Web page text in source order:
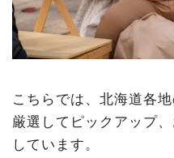
こちらでは、北海道各
厳選してピックアップ
しています。